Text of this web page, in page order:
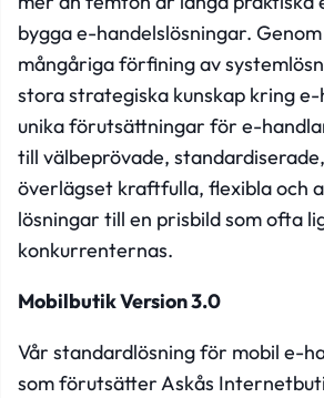
bygga e-handelslösningar.
mångåriga förfining av
stora strategiska kunskap kring e-
unika förutsättningar för e-
till välbeprövade,
överlägset kraftfulla, flexibla och
lösningar till en prisbild som ofta
konkurrenternas.
Mobilbutik Version 3.0
Vår standardlösning för mobil e-
som förutsätter Askås